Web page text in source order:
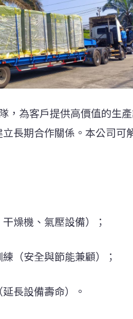
，為客戶提供高價值的生
長期合作關係。本公司可
燥機、氣壓設備）；
（安全與節能兼顧）；
長設備壽命）。